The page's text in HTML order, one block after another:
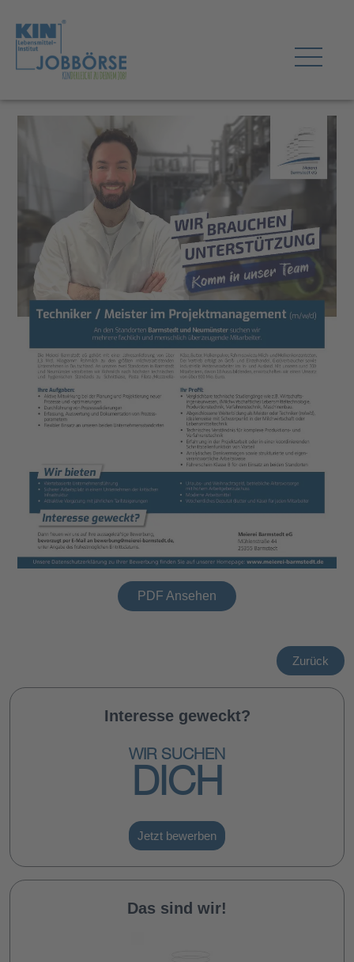
PDF Ansehen
Zurück
Interesse geweckt?
WIR SUCHEN
DICH
Jetzt bewerben
Das sind wir!